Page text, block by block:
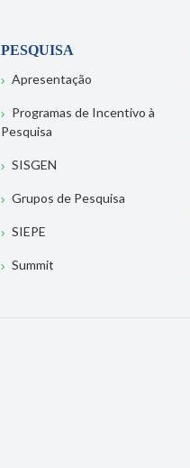
PESQUISA
Apresentação
Programas de Incentivo à
Pesquisa
SISGEN
Grupos de Pesquisa
SIEPE
Summit